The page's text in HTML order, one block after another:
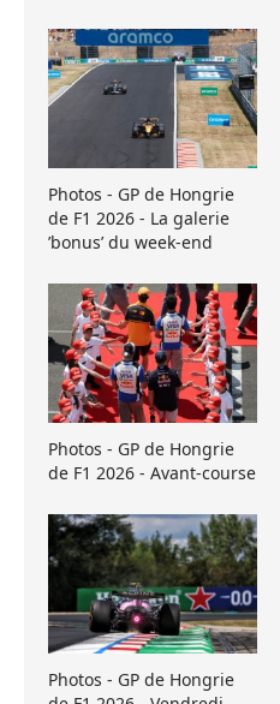
Photos - GP de Hongrie
de F1 2026 - La galerie
’bonus’ du week-end
Photos - GP de Hongrie
de F1 2026 - Avant-course
Photos - GP de Hongrie